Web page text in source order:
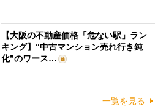
【大阪の不動産価格「危ない駅」ラン
キング】“中古マンション売れ行き鈍
化”のワース…
一覧を見る